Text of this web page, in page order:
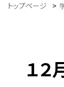
トップページ >
１